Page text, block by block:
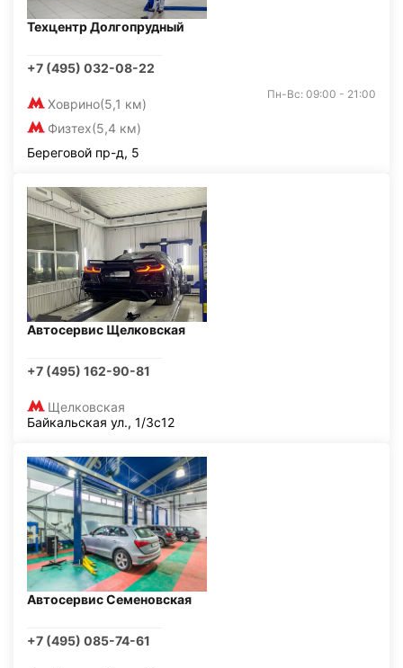
Техцентр Долгопрудный
+7 (495) 032-08-22
Ховрино(5,1 км)
Физтех(5,4 км)
Пн-Вс: 09:00 - 21:00
Береговой пр-д, 5
Автосервис Щелковская
+7 (495) 162-90-81
Щелковская
Байкальская ул., 1/3с12
Автосервис Семеновская
+7 (495) 085-74-61